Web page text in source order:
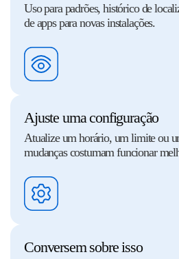
Uso para padrões, histórico de
de apps para novas instalações.
Ajuste uma configuração
Atualize um horário, um limite ou
mudanças costumam funcionar
Conversem sobre isso